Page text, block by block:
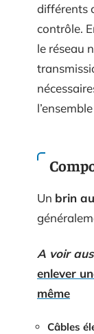
différents
contrôle.
le réseau
Un brin
A voir
enlever
même
Câbles